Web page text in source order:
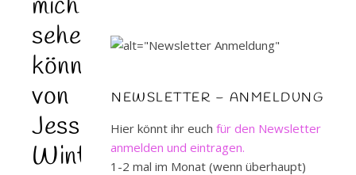
sehen
könntest”
von
Jessica
Winter
NEWSLETTER – ANMELDUNG
Hier könnt ihr euch für den Newsletter
anmelden und eintragen.
1-2 mal im Monat (wenn überhaupt)